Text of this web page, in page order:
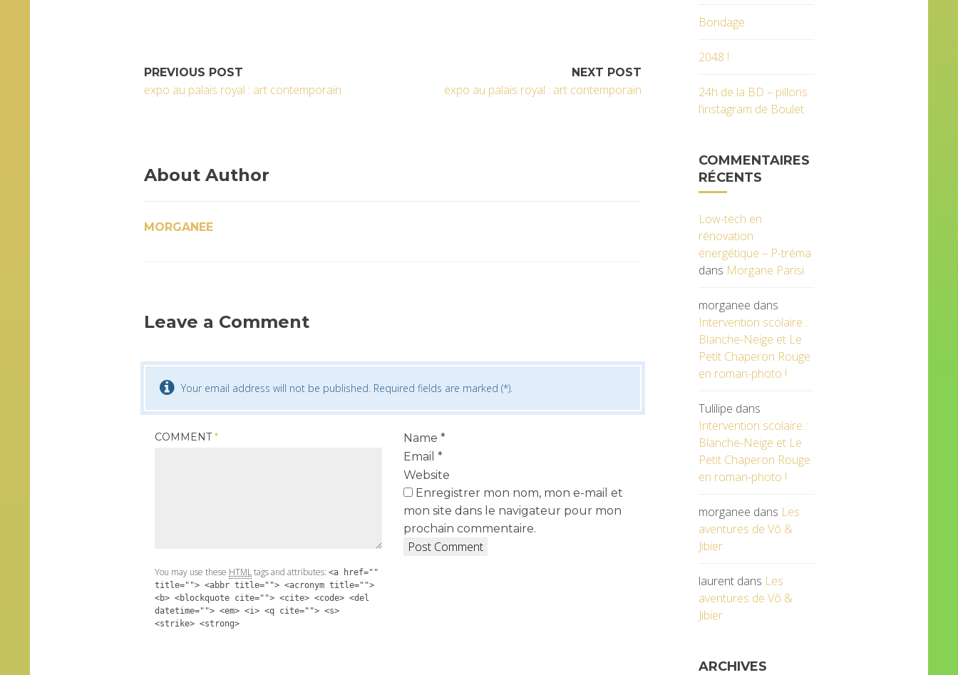
PREVIOUS POST
expo au palais royal : art contemporain
NEXT POST
expo au palais royal : art contemporain
About Author
MORGANEE
Leave a Comment
Your email address will not be published. Required fields are marked (*).
COMMENT*
You may use these HTMLtags and attributes: <a href=""
title=""> <abbr title=""> <acronym title="">
<b> <blockquote cite=""> <cite> <code> <del
datetime=""> <em> <i> <q cite=""> <s>
<strike> <strong>
Name *
Email *
Website
Enregistrer mon nom, mon e-mail et
mon site dans le navigateur pour mon
prochain commentaire.
Bondage
2048 !
24h de la BD – pillons
l’instagram de Boulet
COMMENTAIRES
RÉCENTS
Low-tech en
rénovation
énergétique – P-tréma
dans Morgane Parisi
morganee dans
Intervention scolaire :
Blanche-Neige et Le
Petit Chaperon Rouge
en roman-photo !
Tulilipe dans
Intervention scolaire :
Blanche-Neige et Le
Petit Chaperon Rouge
en roman-photo !
morganee dans Les
aventures de Vô &
Jibier
laurentdans Les
aventures de Vô &
Jibier
ARCHIVES